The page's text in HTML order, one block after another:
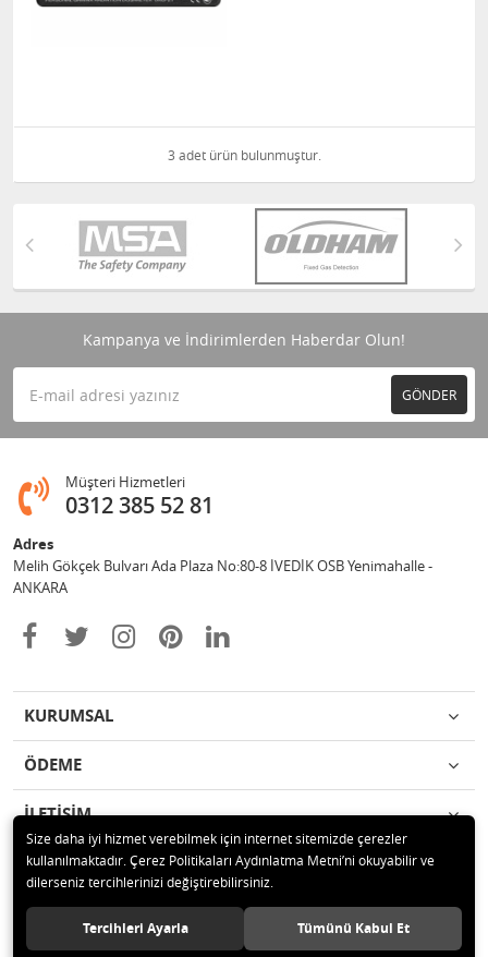
3 adet ürün bulunmuştur.
Kampanya ve İndirimlerden Haberdar Olun!
GÖNDER
Müşteri Hizmetleri
0312 385 52 81
Adres
Melih Gökçek Bulvarı Ada Plaza No:80-8 İVEDİK OSB Yenimahalle -
ANKARA
KURUMSAL
ÖDEME
İLETİŞİM
© 2020 ESA ÖLÇÜM VE TEST CİHAZLARI ELEKTRONİK SAN TİC LTD ŞTİ
Tüm hakları saklıdır.
Size daha iyi hizmet verebilmek için internet sitemizde çerezler
kullanılmaktadır. Çerez Politikaları Aydınlatma Metni’ni okuyabilir ve
dilerseniz tercihlerinizi değiştirebilirsiniz.
Tercihleri Ayarla Tümünü Kabul Et